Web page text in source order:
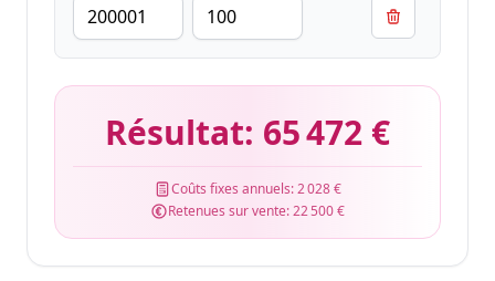
Résultat: 65 472 €
Coûts fixes annuels:2 028 €
Retenues sur vente:22 500 €